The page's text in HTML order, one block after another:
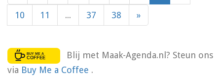
10 11 ... 37 38 »
Blij met Maak-Agenda.nl? Steun ons
via Buy Me a Coffee .